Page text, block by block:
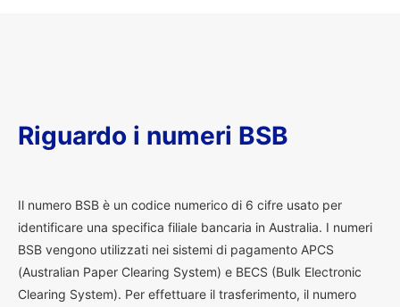
Riguardo i numeri BSB
Il numero BSB è un codice numerico di 6 cifre usato per
identificare una specifica filiale bancaria in Australia. I numeri
BSB vengono utilizzati nei sistemi di pagamento APCS
(Australian Paper Clearing System) e BECS (Bulk Electronic
Clearing System). Per effettuare il trasferimento, il numero